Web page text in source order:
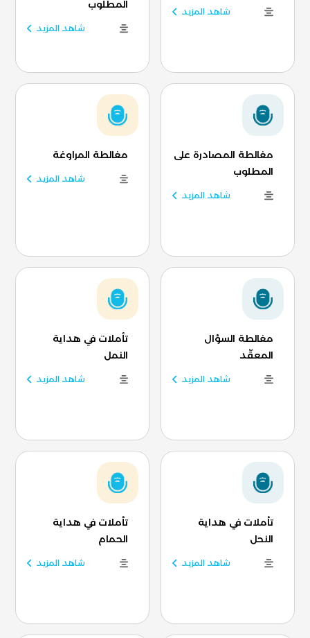
شاهد المزيد
المطلوب
شاهد المزيد
مغالطة المصادرة على
المطلوب
شاهد المزيد
مغالطة المراوغة
شاهد المزيد
مغالطة السؤال
المعقّد
شاهد المزيد
تأملات في هداية
النمل
شاهد المزيد
تأملات في هداية
النحل
شاهد المزيد
تأملات في هداية
الحمام
شاهد المزيد